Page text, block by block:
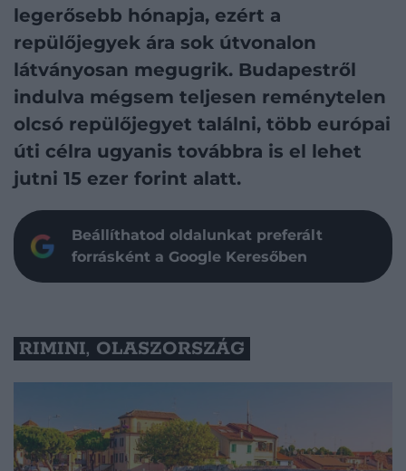
legerősebb hónapja, ezért a
repülőjegyek ára sok útvonalon
látványosan megugrik. Budapestről
indulva mégsem teljesen reménytelen
olcsó repülőjegyet találni, több európai
úti célra ugyanis továbbra is el lehet
jutni 15 ezer forint alatt.
Beállíthatod oldalunkat preferált
forrásként a Google Keresőben
RIMINI, OLASZORSZÁG